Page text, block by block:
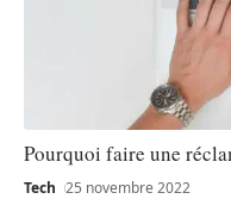
Pourquoi faire une
Tech 25 novembre 2022